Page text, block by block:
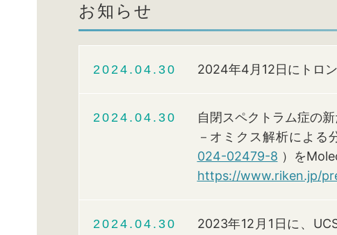
お知らせ
2024.04.30 2024年4月12日にトロ
2024.04.30
自閉スペクトラム症の
－オミクス解析による
024-02479-8 ）を
https://www.riken.jp/
2024.04.30
2023年12月1日に、